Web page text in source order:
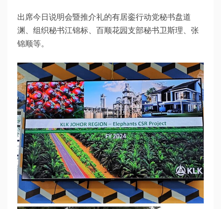
出席今日说明会暨推介礼的有居銮行动党秘书盘道
渊、组织秘书江锦标、百顺花园支部秘书卫斯理、张
锦顺等。